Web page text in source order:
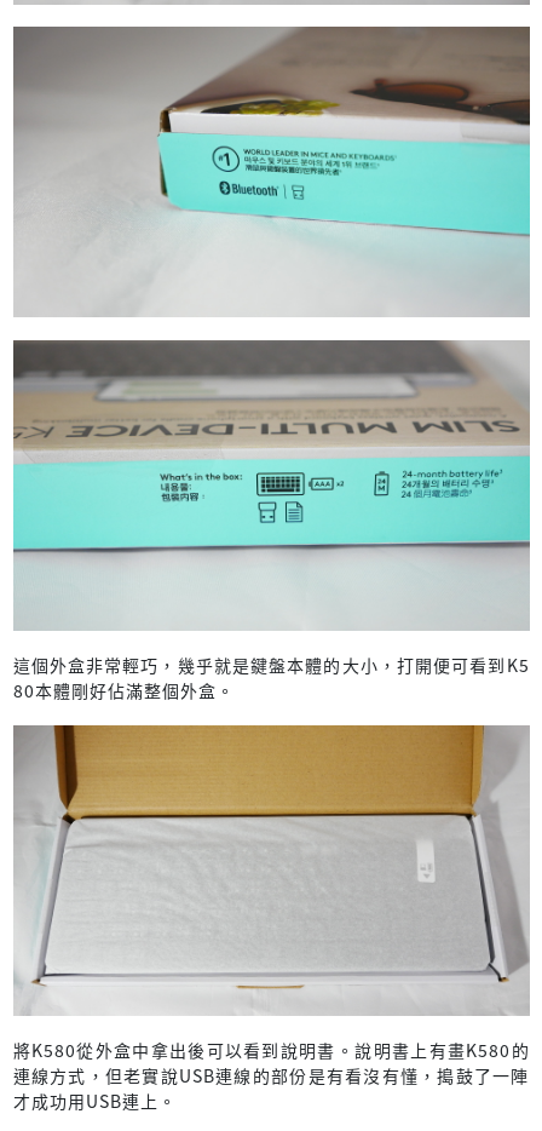
這個外盒非常輕巧，幾乎就是鍵盤本體的大小，打開便可看到K5
80本體剛好佔滿整個外盒。
將K580從外盒中拿出後可以看到說明書。說明書上有畫K580的
連線方式，但老實說USB連線的部份是有看沒有懂，搗鼓了一陣
才成功用USB連上。